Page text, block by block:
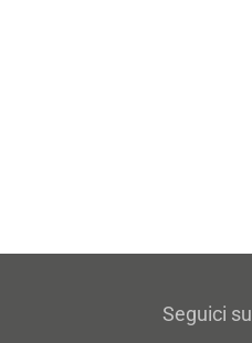
Seguici su